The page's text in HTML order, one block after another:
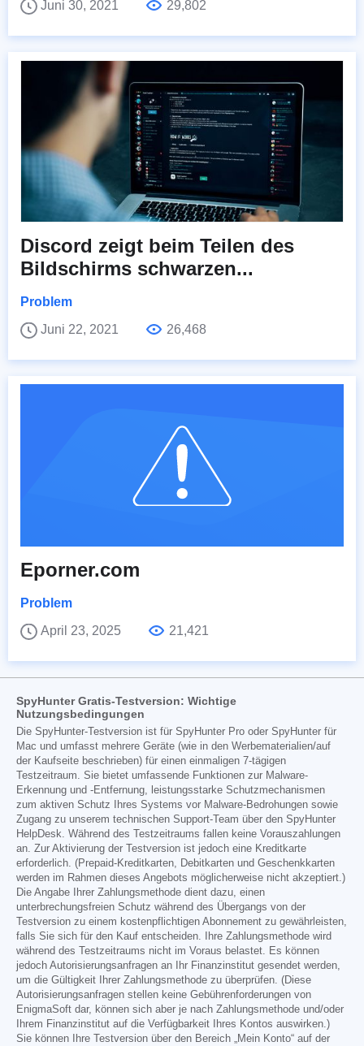
Juni 30, 2021 29,802
Discord zeigt beim Teilen des
Bildschirms schwarzen...
Problem
Juni 22, 2021
26,468
Eporner.com
Problem
April 23, 2025
21,421
SpyHunter Gratis-Testversion: Wichtige
Nutzungsbedingungen
Die SpyHunter-Testversion ist für SpyHunter Pro oder SpyHunter für
Mac und umfasst mehrere Geräte (wie in den Werbematerialien/auf
der Kaufseite beschrieben) für einen einmaligen 7-tägigen
Testzeitraum. Sie bietet umfassende Funktionen zur Malware-
Erkennung und -Entfernung, leistungsstarke Schutzmechanismen
zum aktiven Schutz Ihres Systems vor Malware-Bedrohungen sowie
Zugang zu unserem technischen Support-Team über den SpyHunter
HelpDesk. Während des Testzeitraums fallen keine Vorauszahlungen
an. Zur Aktivierung der Testversion ist jedoch eine Kreditkarte
erforderlich. (Prepaid-Kreditkarten, Debitkarten und Geschenkkarten
werden im Rahmen dieses Angebots möglicherweise nicht akzeptiert.)
Die Angabe Ihrer Zahlungsmethode dient dazu, einen
unterbrechungsfreien Schutz während des Übergangs von der
Testversion zu einem kostenpflichtigen Abonnement zu gewährleisten,
falls Sie sich für den Kauf entscheiden. Ihre Zahlungsmethode wird
während des Testzeitraums nicht im Voraus belastet. Es können
jedoch Autorisierungsanfragen an Ihr Finanzinstitut gesendet werden,
um die Gültigkeit Ihrer Zahlungsmethode zu überprüfen. (Diese
Autorisierungsanfragen stellen keine Gebührenforderungen von
EnigmaSoft dar, können sich aber je nach Zahlungsmethode und/oder
Ihrem Finanzinstitut auf die Verfügbarkeit Ihres Kontos auswirken.)
Sie können Ihre Testversion über den Bereich „Mein Konto“ auf der